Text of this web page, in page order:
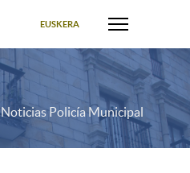
EUSKERA
Noticias Policía Municipal